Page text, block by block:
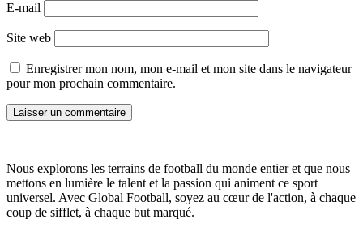
E-mail
Site web
Enregistrer mon nom, mon e-mail et mon site dans le navigateur
pour mon prochain commentaire.
Nous explorons les terrains de football du monde entier et que nous
mettons en lumière le talent et la passion qui animent ce sport
universel. Avec Global Football, soyez au cœur de l'action, à chaque
coup de sifflet, à chaque but marqué.